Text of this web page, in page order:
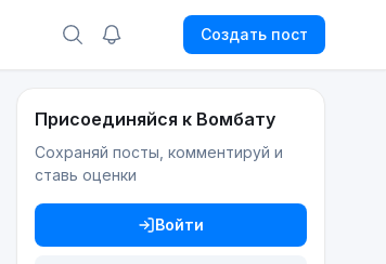
Создать пост
Присоединяйся к Вомбату
Сохраняй посты, комментируй и
ставь оценки
Войти